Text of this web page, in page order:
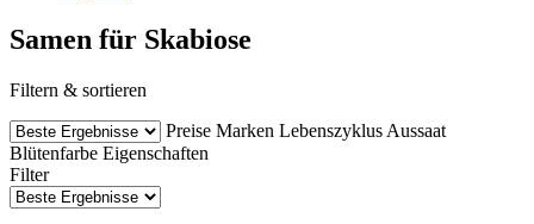
Samen für Skabiose
Filtern & sortieren
Preise Marken Lebenszyklus Aussaat
Blütenfarbe Eigenschaften
Filter